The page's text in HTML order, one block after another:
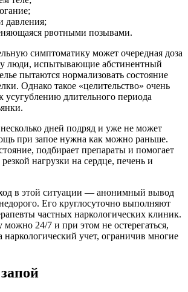
давления;
рвотными позывами.
симптоматику может очередная доза
люди, испытывающие абстинентный
пытаются нормализовать состояние
Однако такое «целительство» очень
усугублению длительного периода
дней подряд и уже не может
при запое нужна как можно раньше.
подбирает препараты и помогает
нагрузки на сердце, печень и
в этой ситуации — анонимный вывод
Его круглосуточно выполняют
частных наркологических клиник.
можно 24/7 и при этом не остерегаться,
наркологический учет, ограничив многие